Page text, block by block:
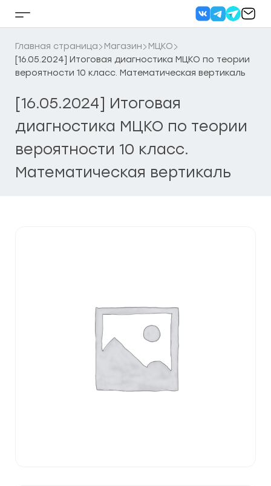
Кнопка
бокового
меню
Главная страница Магазин
МЦКО
[16.05.2024] Итоговая диагностика МЦКО по теории
вероятности 10 класс. Математическая вертикаль
[16.05.2024] Итоговая
диагностика МЦКО по теории
вероятности 10 класс.
Математическая вертикаль